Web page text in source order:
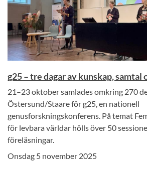
g25 – tre dagar av kunskap,
21–23 oktober samlades omkring 270
Östersund/Staare för g25, en nationell
genusforskningskonferens. På temat
för levbara världar hölls över 50
föreläsningar.
Onsdag 5 november 2025